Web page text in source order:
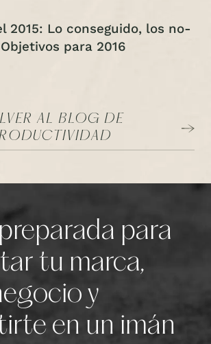
2015: Lo conseguido, los no-
para 2016
AL BLOG DE
para
tu marca,
y
en un imán